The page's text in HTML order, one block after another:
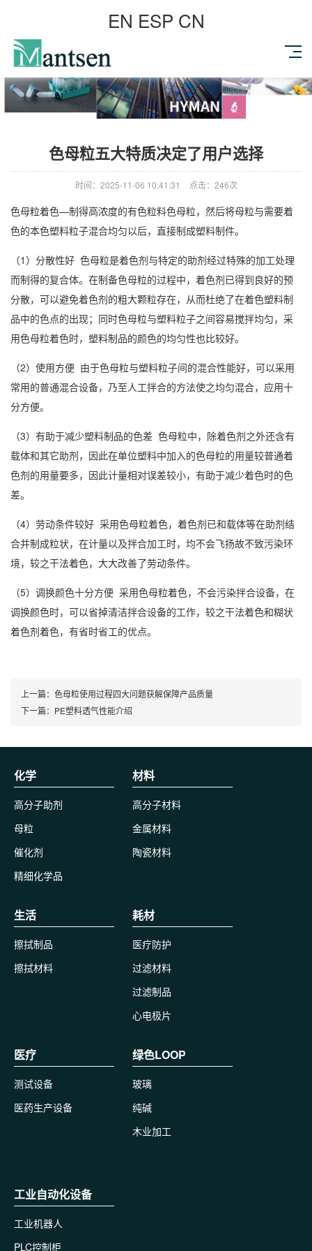
EN ESP CN
色母粒五大特质决定了用户选择
时间：2025-11-06 10:41:31 点击：246次
色母粒着色—制得高浓度的有色粒料色母粒，然后将母粒与需要着
色的本色塑料粒子混合均匀以后，直接制成塑料制件。
（1）分散性好 色母粒是着色剂与特定的助剂经过特殊的加工处理
而制得的复合体。在制备色母粒的过程中，着色剂已得到良好的预
分散，可以避免着色剂的粗大颗粒存在，从而杜绝了在着色塑料制
品中的色点的出现；同时色母粒与塑料粒子之间容易搅拌均匀，采
用色母粒着色时，塑料制品的颜色的均匀性也比较好。
（2）使用方便 由于色母粒与塑料粒子间的混合性能好，可以采用
常用的普通混合设备，乃至人工拌合的方法使之均匀混合，应用十
分方便。
（3）有助于减少塑料制品的色差 色母粒中，除着色剂之外还含有
载体和其它助剂，因此在单位塑料中加入的色母粒的用量较普通着
色剂的用量要多，因此计量相对误差较小，有助于减少着色时的色
差。
（4）劳动条件较好 采用色母粒着色，着色剂已和载体等在助剂结
合并制成粒状，在计量以及拌合加工时，均不会飞扬故不致污染环
境，较之干法着色，大大改善了劳动条件。
（5）调换颜色十分方便 采用色母粒着色，不会污染拌合设备，在
调换颜色时，可以省掉清洁拌合设备的工作，较之干法着色和糊状
着色剂着色，有省时省工的优点。
上一篇： 色母粒使用过程四大问题获解保障产品质量
下一篇： PE塑料透气性能介绍
化学
高分子助剂
母粒
催化剂
精细化学品
材料
高分子材料
金属材料
陶瓷材料
生活
擦拭制品
擦拭材料
耗材
医疗防护
过滤材料
过滤制品
心电极片
医疗
测试设备
医药生产设备
绿色LOOP
玻璃
纯碱
木业加工
工业自动化设备
工业机器人
PLC控制柜